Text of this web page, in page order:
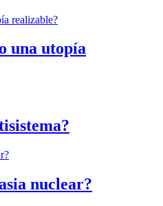
una utopía
nuclear?